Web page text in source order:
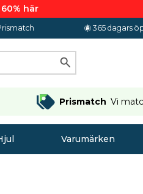
här
365 dagars
Prismatch Vi
Varumärken